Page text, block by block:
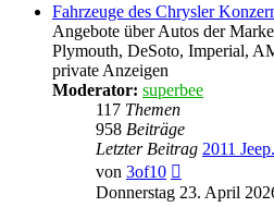
Fahrzeuge des Chrysler
Angebote über Autos der
Plymouth, DeSoto, Imperial,
private Anzeigen
Moderator: superbee
117 Themen
958 Beiträge
Letzter Beitrag 2011
von 3of10
Beitrag
Donnerstag 23. April